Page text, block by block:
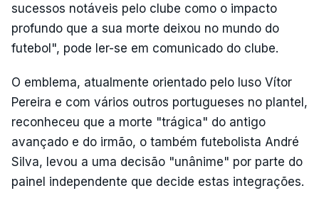
sucessos notáveis pelo clube como o impacto
profundo que a sua morte deixou no mundo do
futebol", pode ler-se em comunicado do clube.
O emblema, atualmente orientado pelo luso Vítor
Pereira e com vários outros portugueses no plantel,
reconheceu que a morte "trágica" do antigo
avançado e do irmão, o também futebolista André
Silva, levou a uma decisão "unânime" por parte do
painel independente que decide estas integrações.